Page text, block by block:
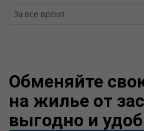
Обменяйте
на жилье от
выгодно и